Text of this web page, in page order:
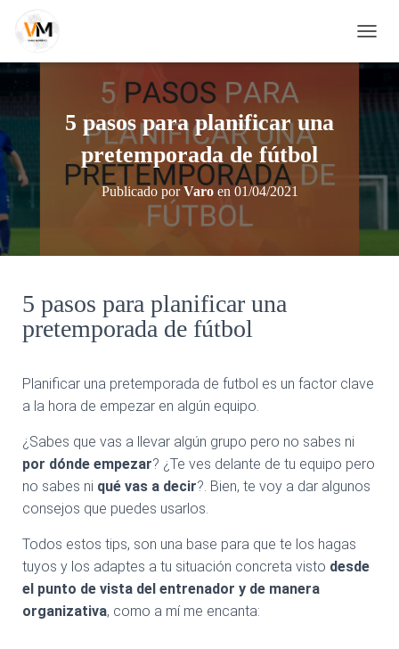
A
O
D
I
5 pasos para planificar una
pretemporada de fútbol
Publicado porVaroen 01/04/2021
5 pasos para planificar una
pretemporada de fútbol
Planificar una pretemporada de futbol es un factor clave
a la hora de empezar en algún equipo.
¿Sabes que vas a llevar algún grupo pero no sabes ni
por dónde empezar? ¿Te ves delante de tu equipo pero
no sabes ni qué vas a decir?. Bien, te voy a dar algunos
consejos que puedes usarlos.
Todos estos tips, son una base para que te los hagas
tuyos y los adaptes a tu situación concreta visto desde
el punto de vista del entrenador y de manera
organizativa, como a mí me encanta: